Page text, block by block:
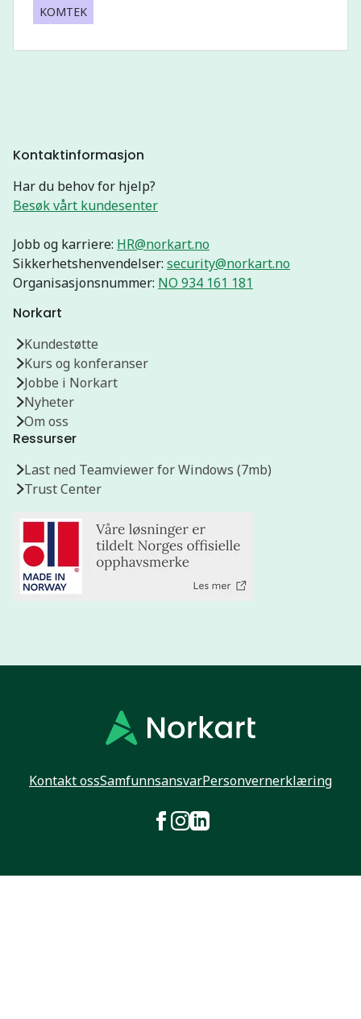
KOMTEK
Kontaktinformasjon
Har du behov for hjelp?
Besøk vårt kundesenter
Jobb og karriere: HR@norkart.no
Sikkerhetshenvendelser: security@norkart.no
Organisasjonsnummer: NO 934 161 181
Norkart
Kundestøtte
Kurs og konferanser
Jobbe i Norkart
Nyheter
Om oss
Ressurser
Last ned Teamviewer for Windows (7mb)
Trust Center
Kontakt ossSamfunnsansvarPersonvernerklæring